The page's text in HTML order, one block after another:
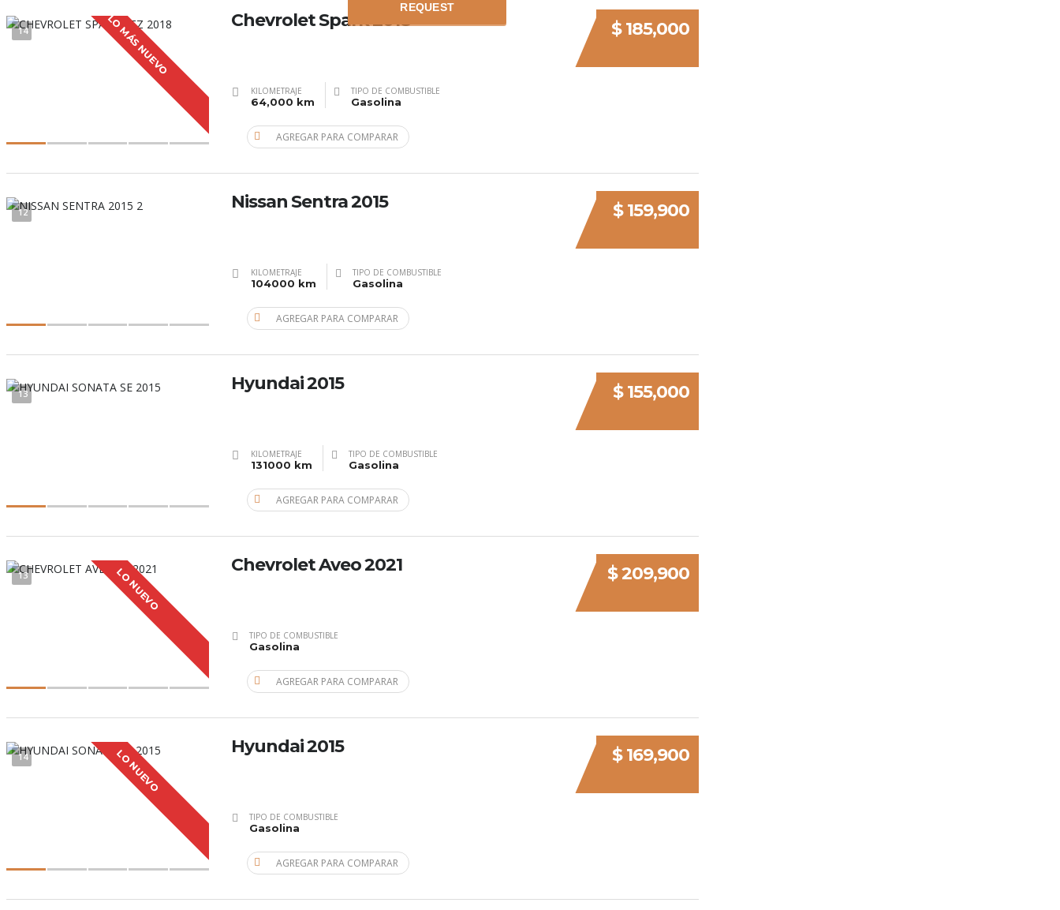
14 LO MÁS NUEVO $ 185,000
Chevrolet Spark 2018
KILOMETRAJE
64,000 km
TIPO DE COMBUSTIBLE
Gasolina
AGREGAR PARA COMPARAR
12 $ 159,900
Nissan Sentra 2015
KILOMETRAJE
104000 km
TIPO DE COMBUSTIBLE
Gasolina
AGREGAR PARA COMPARAR
13 $ 155,000
Hyundai 2015
KILOMETRAJE
131000 km
TIPO DE COMBUSTIBLE
Gasolina
AGREGAR PARA COMPARAR
13 LO NUEVO $ 209,900
Chevrolet Aveo 2021
TIPO DE COMBUSTIBLE
Gasolina
AGREGAR PARA COMPARAR
14 LO NUEVO $ 169,900
Hyundai 2015
TIPO DE COMBUSTIBLE
Gasolina
AGREGAR PARA COMPARAR
REQUEST